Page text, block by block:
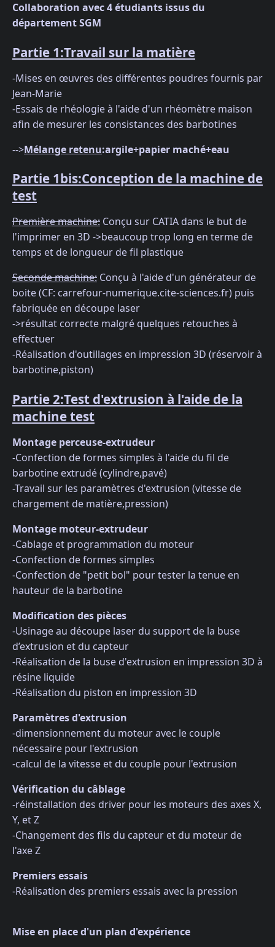
Collaboration avec 4 étudiants issus du
département SGM
Partie 1:Travail sur la matière
-Mises en œuvres des différentes poudres fournis par
Jean-Marie
-Essais de rhéologie à l'aide d'un rhéomètre maison
afin de mesurer les consistances des barbotines
-->Mélange retenu:argile+papier maché+eau
Partie 1bis:Conception de la machine de
test
Première machine: Conçu sur CATIA dans le but de
l'imprimer en 3D ->beaucoup trop long en terme de
temps et de longueur de fil plastique
Seconde machine: Conçu à l'aide d'un générateur de
boite (CF: carrefour-numerique.cite-sciences.fr) puis
fabriquée en découpe laser
->résultat correcte malgré quelques retouches à
effectuer
-Réalisation d'outillages en impression 3D (réservoir à
barbotine,piston)
Partie 2:Test d'extrusion à l'aide de la
machine test
Montage perceuse-extrudeur
-Confection de formes simples à l'aide du fil de
barbotine extrudé (cylindre,pavé)
-Travail sur les paramètres d'extrusion (vitesse de
chargement de matière,pression)
Montage moteur-extrudeur
-Cablage et programmation du moteur
-Confection de formes simples
-Confection de "petit bol" pour tester la tenue en
hauteur de la barbotine
Modification des pièces
-Usinage au découpe laser du support de la buse
d’extrusion et du capteur
-Réalisation de la buse d'extrusion en impression 3D à
résine liquide
-Réalisation du piston en impression 3D
Paramètres d'extrusion
-dimensionnement du moteur avec le couple
nécessaire pour l'extrusion
-calcul de la vitesse et du couple pour l'extrusion
Vérification du câblage
-réinstallation des driver pour les moteurs des axes X,
Y, et Z
-Changement des fils du capteur et du moteur de
l'axe Z
Premiers essais
-Réalisation des premiers essais avec la pression
Mise en place d'un plan d'expérience